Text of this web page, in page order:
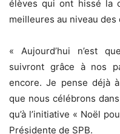
élèves qui ont hissé la
meilleures au niveau des
« Aujourd’hui n’est
suivront grâce à nos
encore. Je pense déjà
que nous célébrons
qu’à l’initiative « Noël
Présidente de SPB.